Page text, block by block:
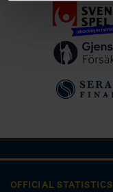
OFFICIAL STATISTICS